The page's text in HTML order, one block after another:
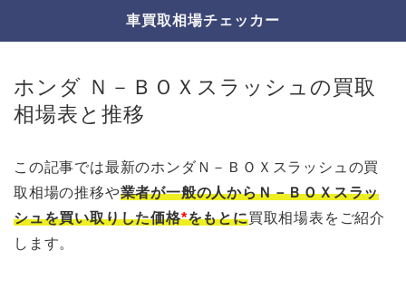
車買取相場チェッカー
ホンダ Ｎ－ＢＯＸスラッシュの買取
相場表と推移
この記事では最新のホンダＮ－ＢＯＸスラッシュの買
取相場の推移や業者が一般の人からＮ－ＢＯＸスラッ
シュを買い取りした価格*をもとに買取相場表をご紹介
します。